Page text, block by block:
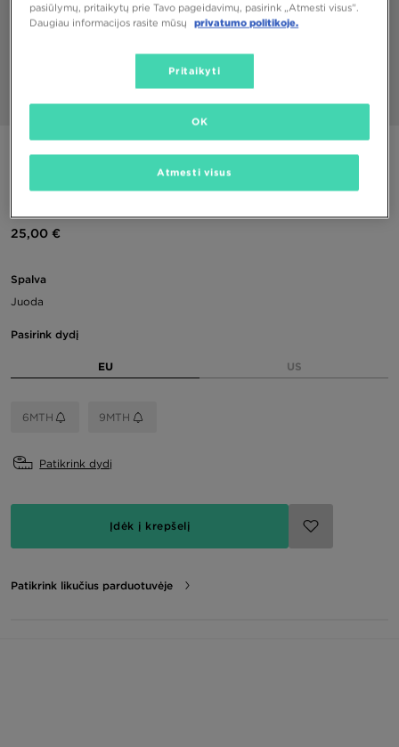
PUIKUS PASIŪLYMAS
25,00 €
Spalva
Juoda
Pasirink dydį
EU US
6MTH 9MTH
Patikrink dydį
Įdėk į krepšelį
Patikrink likučius parduotuvėje
pasiūlymų, pritaikytų prie Tavo pageidavimų, pasirink „Atmesti visus”.
Daugiau informacijos rasite mūsų
privatumo politikoje.
Pritaikyti
Atmesti visus
OK